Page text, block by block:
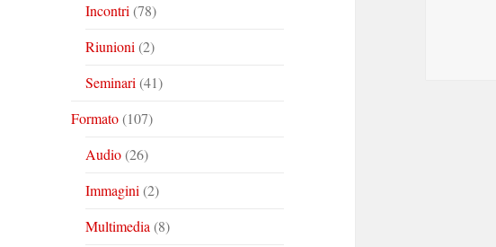
Incontri (78)
Riunioni (2)
Seminari (41)
Formato(107)
Audio(26)
Immagini (2)
Multimedia (8)